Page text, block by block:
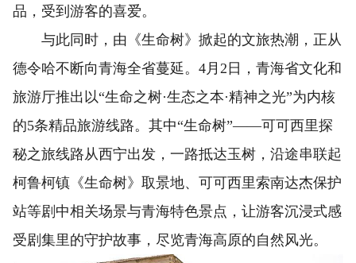
品，受到游客的喜爱。
与此同时，由《生命树》掀起的文旅热潮，正从
德令哈不断向青海全省蔓延。4月2日，青海省文化和
旅游厅推出以“生命之树·生态之本·精神之光”为内核
的5条精品旅游线路。其中“生命树”——可可西里探
秘之旅线路从西宁出发，一路抵达玉树，沿途串联起
柯鲁柯镇《生命树》取景地、可可西里索南达杰保护
站等剧中相关场景与青海特色景点，让游客沉浸式感
受剧集里的守护故事，尽览青海高原的自然风光。